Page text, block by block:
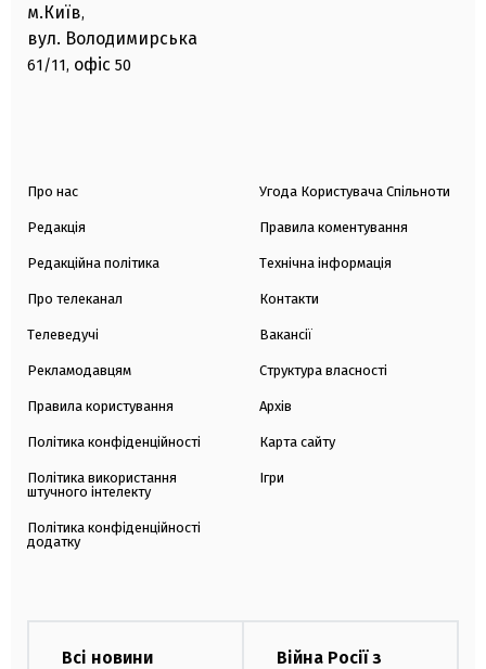
м.Київ,
вул. Володимирська
61/11, офіс 50
Про нас
Редакція
Редакційна політика
Про телеканал
Телеведучі
Рекламодавцям
Правила користування
Політика конфіденційності
Політика використання
штучного інтелекту
Політика конфіденційності
додатку
Угода Користувача Спільноти
Правила коментування
Технічна інформація
Контакти
Вакансії
Структура власності
Архів
Карта сайту
Ігри
Всі новини
Війна Росії з